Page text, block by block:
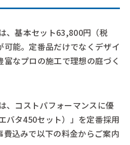
、基本セット63,800円（税
能。定番品だけでなくデザイ
なプロの施工で理想の庭づく
、コストパフォーマンスに優
バタ450セット）」を定番採用
費込みで以下の料金からご案内